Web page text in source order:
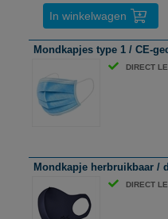
In winkelwagen
Mondkapjes type 1 / CE-
DIRECT
Mondkapje herbruikbaar /
DIRECT